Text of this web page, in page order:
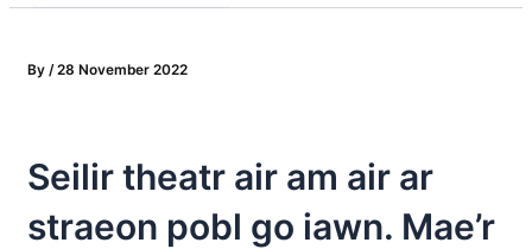
By /28 November 2022
Seilir theatr air am air ar
straeon pobl go iawn. Mae’r